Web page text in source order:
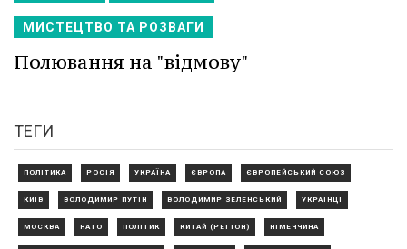
МИСТЕЦТВО ТА РОЗВАГИ
Полювання на "відмову"
ТЕГИ
ПОЛІТИКА РОСІЯ УКРАЇНА ЄВРОПА ЄВРОПЕЙСЬКИЙ СОЮЗ
КИЇВ ВОЛОДИМИР ПУТІН ВОЛОДИМИР ЗЕЛЕНСЬКИЙ УКРАЇНЦІ
МОСКВА НАТО ПОЛІТИК КИТАЙ (РЕГІОН) НІМЕЧЧИНА